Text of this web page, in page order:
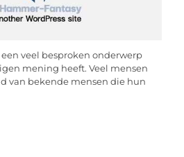
veel besproken onderwerp
mening heeft. Veel mensen
van bekende mensen die hun